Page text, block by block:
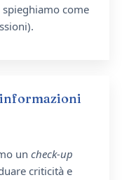
come
informazioni
un check-up
criticità e